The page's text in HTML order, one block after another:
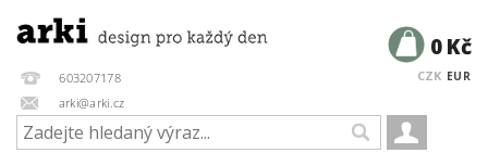
603207178
arki@arki.cz
CZK EUR
0 Kč